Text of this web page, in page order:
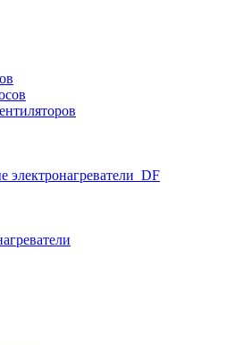
электронагреватели_DF